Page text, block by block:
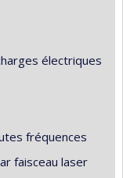
électriques
fréquences
faisceau laser